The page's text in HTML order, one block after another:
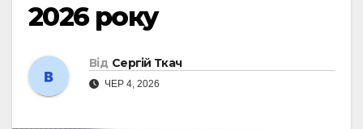
2026 року
Від Сергій Ткач
ЧЕР 4, 2026